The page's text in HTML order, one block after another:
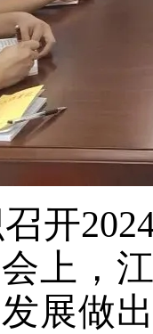
开
上，
展做